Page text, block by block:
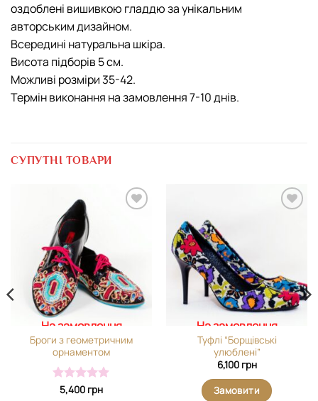
оздоблені вишивкою гладдю за унікальним
авторським дизайном.
Всередині натуральна шкіра.
Висота підборів 5 см.
Можливі розміри 35-42.
Термін виконання на замовлення 7-10 днів.
СУПУТНІ ТОВАРИ
На замовлення
Броги з геометричним
орнаментом
Оцінено в
5,400 грн
На замовлення
Туфлі “Борщівські
улюблені”
6,100 грн
Замовити